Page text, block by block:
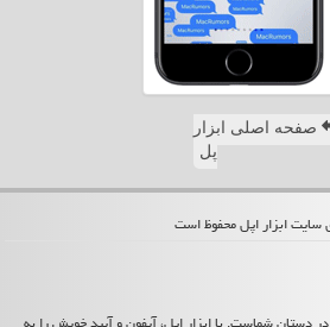
صفحه اصلی ابزار
پل